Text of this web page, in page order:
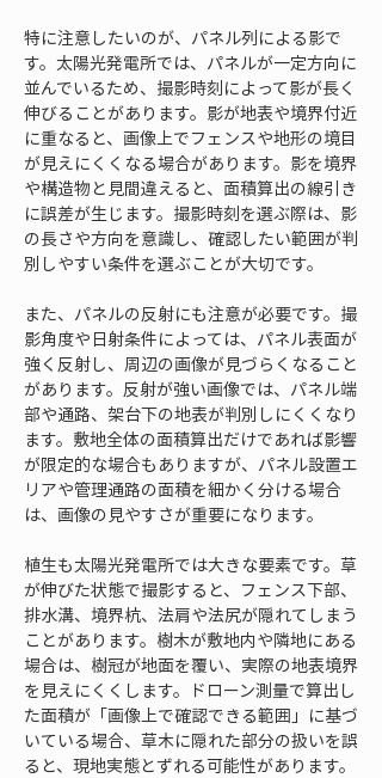
特に注意したいのが、パネル列による影で
す。太陽光発電所では、パネルが一定方向に
並んでいるため、撮影時刻によって影が長く
伸びることがあります。影が地表や境界付近
に重なると、画像上でフェンスや地形の境目
が見えにくくなる場合があります。影を境界
や構造物と見間違えると、面積算出の線引き
に誤差が生じます。撮影時刻を選ぶ際は、影
の長さや方向を意識し、確認したい範囲が判
別しやすい条件を選ぶことが大切です。
また、パネルの反射にも注意が必要です。撮
影角度や日射条件によっては、パネル表面が
強く反射し、周辺の画像が見づらくなること
があります。反射が強い画像では、パネル端
部や通路、架台下の地表が判別しにくくなり
ます。敷地全体の面積算出だけであれば影響
が限定的な場合もありますが、パネル設置エ
リアや管理通路の面積を細かく分ける場合
は、画像の見やすさが重要になります。
植生も太陽光発電所では大きな要素です。草
が伸びた状態で撮影すると、フェンス下部、
排水溝、境界杭、法肩や法尻が隠れてしまう
ことがあります。樹木が敷地内や隣地にある
場合は、樹冠が地面を覆い、実際の地表境界
を見えにくくします。ドローン測量で算出し
た面積が「画像上で確認できる範囲」に基づ
いている場合、草木に隠れた部分の扱いを誤
ると、現地実態とずれる可能性があります。